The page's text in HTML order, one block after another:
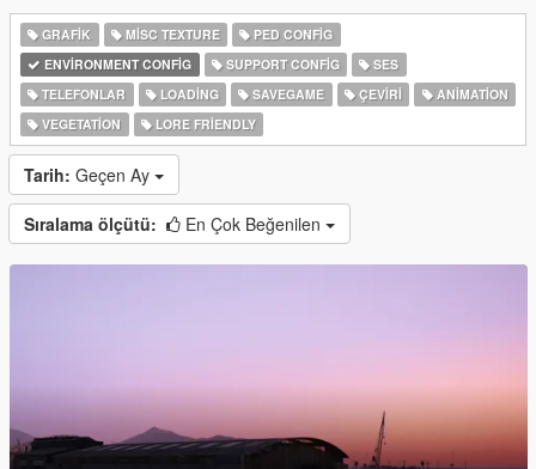
GRAFIK MISC TEXTURE
PED CONFIG
ENVIRONMENT CONFIG
SUPPORT CONFIG
SES
TELEFONLAR
LOADING SAVEGAME ÇEVIRI
ANIMATION
VEGETATION
LORE FRIENDLY
Tarih: Geçen Ay
Sıralama ölçütü: En Çok Beğenilen